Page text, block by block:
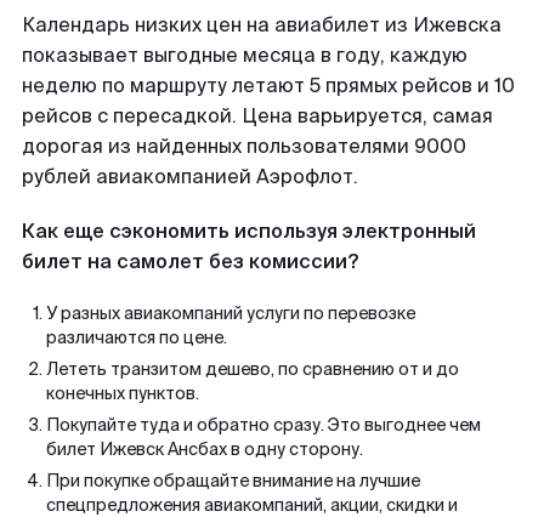
Календарь низких цен на авиабилет из Ижевска
показывает выгодные месяца в году, каждую
неделю по маршруту летают 5 прямых рейсов и 10
рейсов с пересадкой. Цена варьируется, самая
дорогая из найденных пользователями 9000
рублей авиакомпанией Аэрофлот.
Как еще сэкономить используя электронный
билет на самолет без комиссии?
У разных авиакомпаний услуги по перевозке
различаются по цене.
Лететь транзитом дешево, по сравнению от и до
конечных пунктов.
Покупайте туда и обратно сразу. Это выгоднее чем
билет Ижевск Ансбах в одну сторону.
При покупке обращайте внимание на лучшие
спецпредложения авиакомпаний, акции, скидки и